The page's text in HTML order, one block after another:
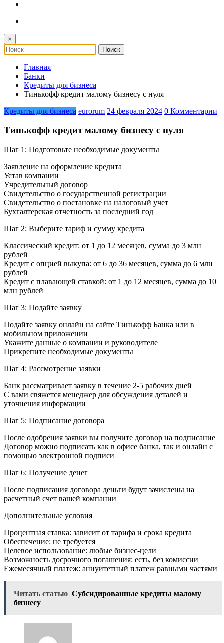
×
Главная
Банки
Кредиты для бизнеса
Тинькофф кредит малому бизнесу с нуля
Кредиты для бизнеса eurorum 24 февраля 2024 0 Комментарии
Тинькофф кредит малому бизнесу с нуля
Шаг 1: Подготовьте необходимые документы
Заявление на оформление кредита
Устав компании
Учредительный договор
Свидетельство о государственной регистрации
Свидетельство о постановке на налоговый учет
Бухгалтерская отчетность за последний год
Шаг 2: Выберите тариф и сумму кредита
Классический кредит: от 1 до 12 месяцев, сумма до 3 млн
рублей
Кредит с опцией выкупа: от 6 до 36 месяцев, сумма до 6 млн
рублей
Кредит с плавающей ставкой: от 1 до 12 месяцев, сумма до 10
млн рублей
Шаг 3: Подайте заявку
Подайте заявку онлайн на сайте Тинькофф Банка или в
мобильном приложении
Укажите данные о компании и руководителе
Прикрепите необходимые документы
Шаг 4: Рассмотрение заявки
Банк рассматривает заявку в течение 2-5 рабочих дней
С вами свяжется менеджер для обсуждения деталей и
уточнения информации
Шаг 5: Подписание договора
После одобрения заявки вы получите договор на подписание
Договор можно подписать как в офисе банка, так и онлайн с
помощью электронной подписи
Шаг 6: Получение денег
После подписания договора деньги будут зачислены на
расчетный счет вашей компании
Дополнительные условия
Процентная ставка: зависит от тарифа и срока кредита
Обеспечение: не требуется
Целевое использование: любые бизнес-цели
Возможность досрочного погашения: есть, без комиссии
Ежемесячный платеж: аннуитетный платеж равными частями
Читать статью Субсидированные кредиты малому
бизнесу